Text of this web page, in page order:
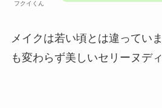
フクイくん
メイクは若い頃とは違ってい
も変わらず美しいセリーヌデ